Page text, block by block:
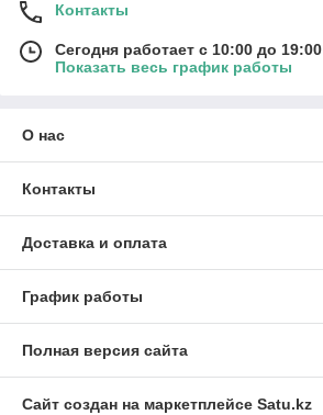
Контакты
Сегодня работает с 10:00 до 19:00
Показать весь график работы
О нас
Контакты
Доставка и оплата
График работы
Полная версия сайта
Сайт создан на маркетплейсе Satu.kz